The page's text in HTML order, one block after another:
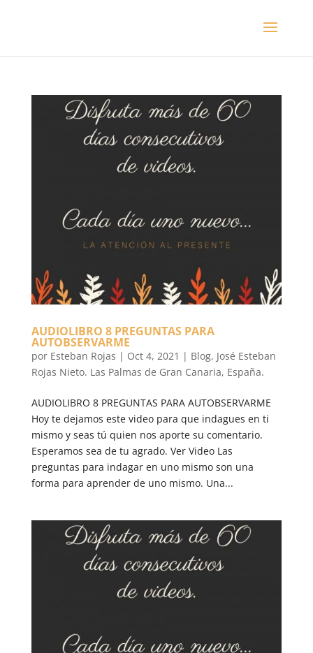
AUDIOLIBRO 8 PREGUNTAS PARA
AUTOBSERVARME
por Esteban Rojas | Oct 4, 2021 | Blog, José Esteban
Rojas Nieto. Las Palmas de Gran Canaria, España.
​AUDIOLIBRO 8 PREGUNTAS PARA AUTOBSERVARME
Hoy te dejamos este video para que indagues en ti
mismo y seas tú quien nos aporte su comentario.
Esperamos sea de tu agrado. Ver Video Las
preguntas para indagar en uno mismo son una
forma para aprender de uno mismo. Una...